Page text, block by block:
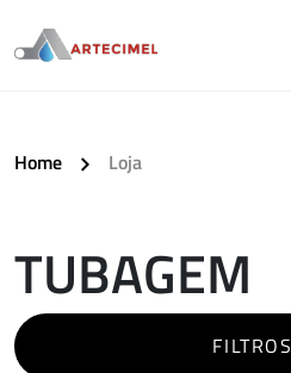
Home Loja
TUBAGEM
FILTROS